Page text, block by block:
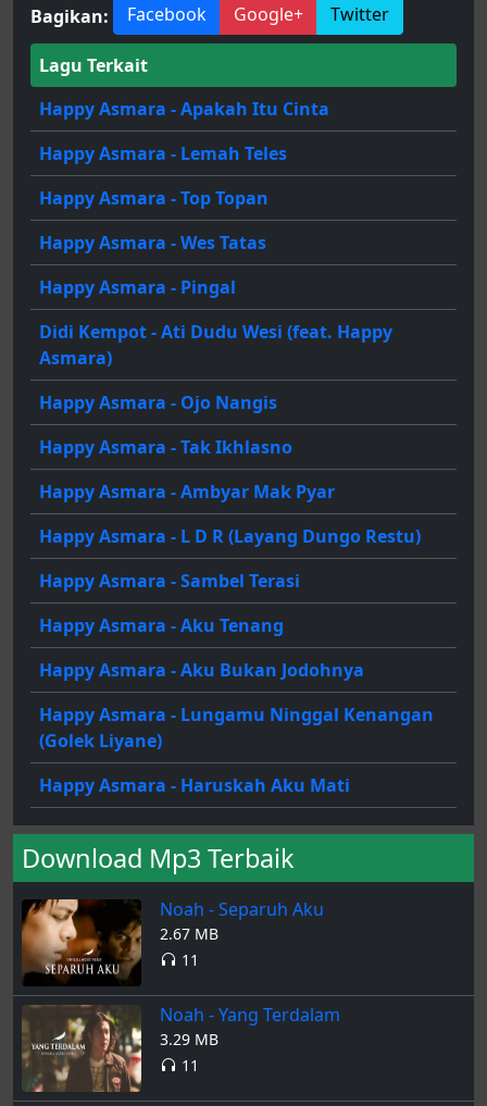
Bagikan: Facebook Google+ Twitter
Lagu Terkait
Happy Asmara - Apakah Itu Cinta
Happy Asmara - Lemah Teles
Happy Asmara - Top Topan
Happy Asmara - Wes Tatas
Happy Asmara - Pingal
Didi Kempot - Ati Dudu Wesi (feat. Happy
Asmara)
Happy Asmara - Ojo Nangis
Happy Asmara - Tak Ikhlasno
Happy Asmara - Ambyar Mak Pyar
Happy Asmara - L D R (Layang Dungo Restu)
Happy Asmara - Sambel Terasi
Happy Asmara - Aku Tenang
Happy Asmara - Aku Bukan Jodohnya
Happy Asmara - Lungamu Ninggal Kenangan
(Golek Liyane)
Happy Asmara - Haruskah Aku Mati
Download Mp3 Terbaik
Noah - Separuh Aku
2.67 MB
11
Noah - Yang Terdalam
3.29 MB
11